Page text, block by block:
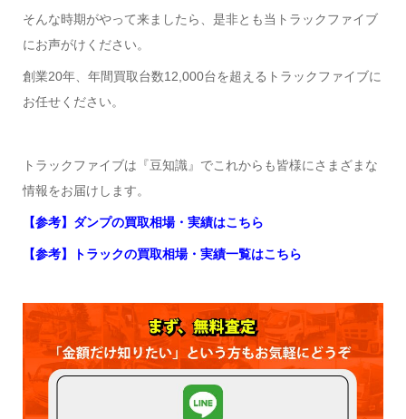
そんな時期がやって来ましたら、是非とも当トラックファイブ
にお声がけください。
創業20年、年間買取台数12,000台を超えるトラックファイブに
お任せください。
トラックファイブは『豆知識』でこれからも皆様にさまざまな
情報をお届けします。
【参考】ダンプの買取相場・実績はこちら
【参考】トラックの買取相場・実績一覧はこちら